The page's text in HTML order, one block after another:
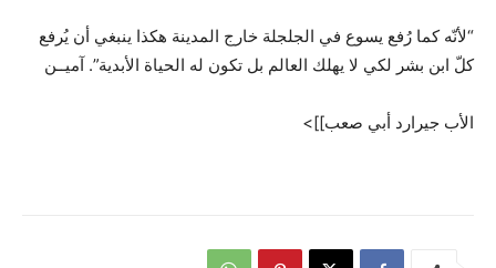
“لأنّه كما رُفع يسوع في الجلجلة خارج المدينة هكذا ينبغي أن يُرفع
كلّ ابن بشر لكي لا يهلك العالم بل تكون له الحياة الأبدية”. آميــن
الأب جيرارد أبي صعب]]>